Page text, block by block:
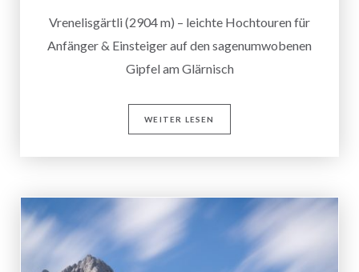
Vrenelisgärtli (2904 m) – leichte Hochtouren für
Anfänger & Einsteiger auf den sagenumwobenen
Gipfel am Glärnisch
WEITER LESEN